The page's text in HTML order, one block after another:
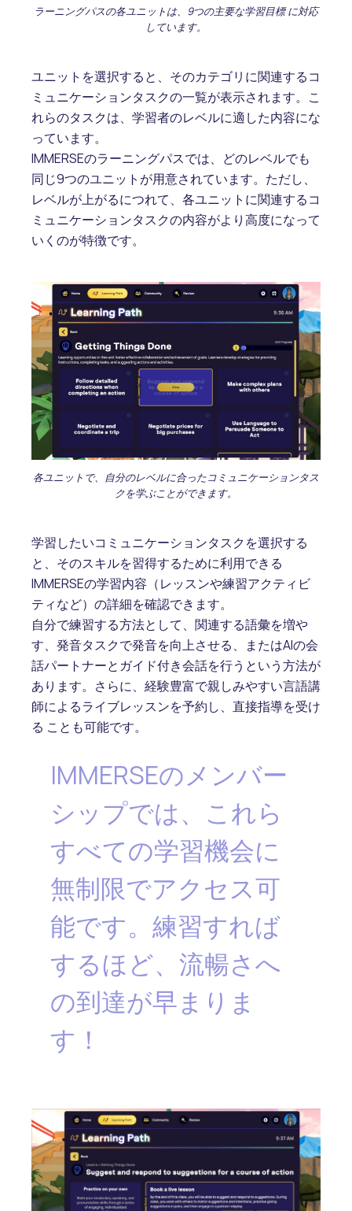
ラーニングパスの各ユニットは、9つの主要な学習目標 に対応
しています。
ユニットを選択すると、そのカテゴリに関連するコ
ミュニケーションタスクの一覧が表示されます。こ
れらのタスクは、学習者のレベルに適した内容にな
っています。
IMMERSEのラーニングパスでは、どのレベルでも
同じ9つのユニットが用意されています。ただし、
レベルが上がるにつれて、各ユニットに関連するコ
ミュニケーションタスクの内容がより高度になって
いくのが特徴です。
各ユニットで、自分のレベルに合ったコミュニケーションタス
クを学ぶことができます。
学習したいコミュニケーションタスクを選択する
と、そのスキルを習得するために利用できる
IMMERSEの学習内容（レッスンや練習アクティビ
ティなど）の詳細を確認できます。
自分で練習する方法として、関連する語彙を増や
す、発音タスクで発音を向上させる、またはAIの会
話パートナーとガイド付き会話を行うという方法が
あります。さらに、経験豊富で親しみやすい言語講
師によるライブレッスンを予約し、直接指導を受け
る ことも可能です。
IMMERSEのメンバー
シップでは、これら
すべての学習機会に
無制限でアクセス可
能です。練習すれば
するほど、流暢さへ
の到達が早まりま
す！